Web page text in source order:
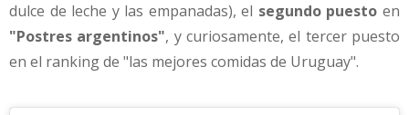
dulce de leche y las empanadas), el segundo puesto en
"Postres argentinos", y curiosamente, el tercer puesto
en el ranking de "las mejores comidas de Uruguay".